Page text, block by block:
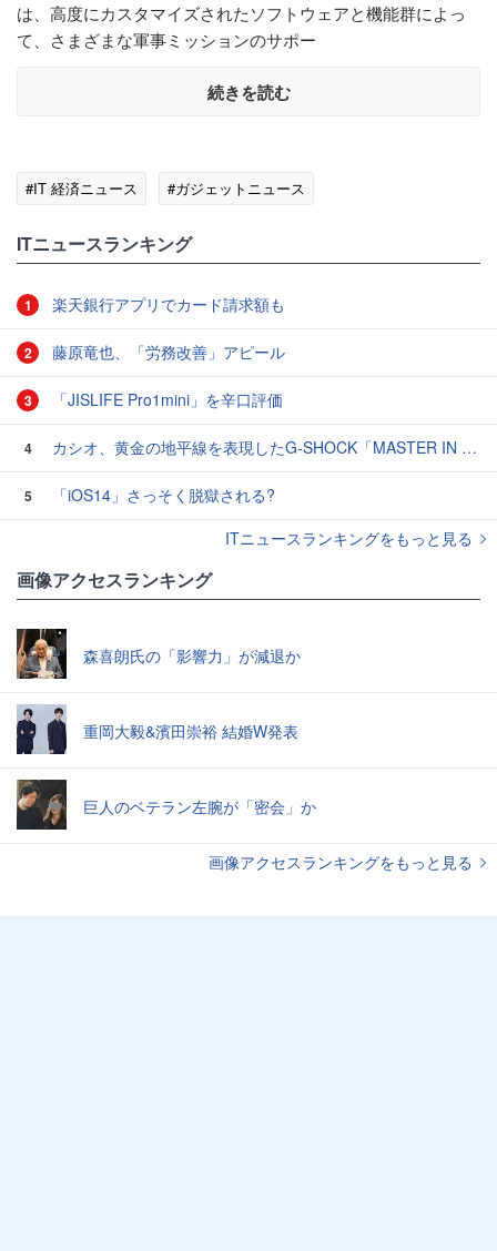
は、高度にカスタマイズされたソフトウェアと機能群によっ
て、さまざまな軍事ミッションのサポー
続きを読む
#IT 経済ニュース #ガジェットニュース
ITニュースランキング
1 楽天銀行アプリでカード請求額も
2 藤原竜也、「労務改善」アピール
3 「JISLIFE Pro1mini」を辛口評価
4 カシオ、黄金の地平線を表現したG-SHOCK「MASTER IN HORIZON GOLD」3モデル
5
「iOS14」さっそく脱獄される?
ITニュースランキングをもっと見る
画像アクセスランキング
森喜朗氏の「影響力」が減退か
重岡大毅&濱田崇裕 結婚W発表
巨人のベテラン左腕が「密会」か
画像アクセスランキングをもっと見る